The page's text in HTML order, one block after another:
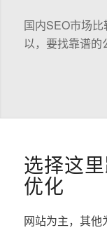
国内SEO市场
以，要找靠谱的
选择这
优化
网站为主，其他